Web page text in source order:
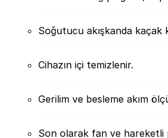
Soğutucu akışkanda
Cihazın içi temizlenir.
Gerilim ve besleme akım
Son olarak fan ve hareketli